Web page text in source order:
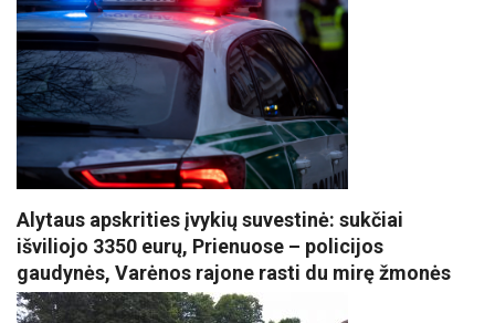
Alytaus apskrities įvykių suvestinė: sukčiai
išviliojo 3350 eurų, Prienuose – policijos
gaudynės, Varėnos rajone rasti du mirę žmonės